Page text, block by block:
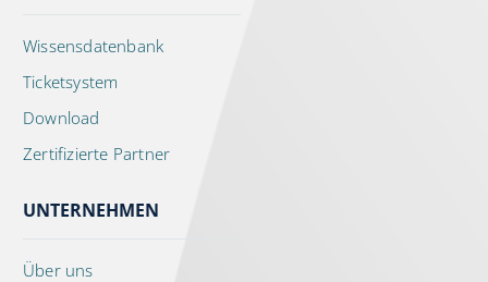
Wissensdatenbank
Ticketsystem
Download
Zertifizierte Partner
UNTERNEHMEN
Über uns